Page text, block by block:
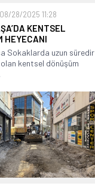
08/28/2025 11:28
KENTSEL
HEYECANI
Sokaklarda uzun süredir
kentsel dönüşüm